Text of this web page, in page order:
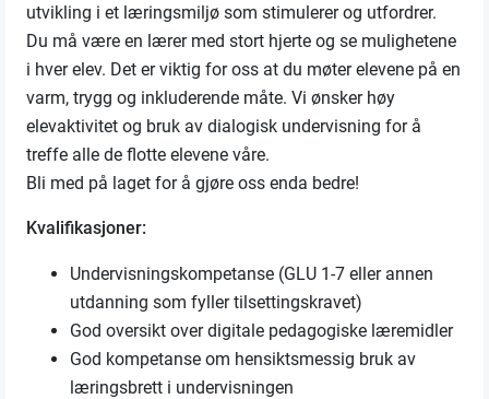
utvikling i et læringsmiljø som stimulerer og utfordrer.
Du må være en lærer med stort hjerte og se mulighetene
i hver elev. Det er viktig for oss at du møter elevene på en
varm, trygg og inkluderende måte. Vi ønsker høy
elevaktivitet og bruk av dialogisk undervisning for å
treffe alle de flotte elevene våre.
Bli med på laget for å gjøre oss enda bedre!
Kvalifikasjoner:
Undervisningskompetanse (GLU 1-7 eller annen
utdanning som fyller tilsettingskravet)
God oversikt over digitale pedagogiske læremidler
God kompetanse om hensiktsmessig bruk av
læringsbrett i undervisningen